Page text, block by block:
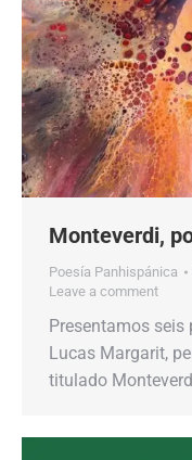
Monteverdi,
Poesía Panhispánica
Leave a comment
Presentamos
Lucas Margarit,
titulado